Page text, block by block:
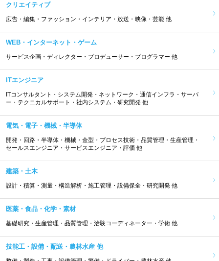
クリエイティブ
広告・編集・ファッション・インテリア・放送・映像・芸能 他
WEB・インターネット・ゲーム
サービス企画・ディレクター・プロデューサー・プログラマー 他
ITエンジニア
ITコンサルタント・システム開発・ネットワーク・通信インフラ・サーバ
ー・テクニカルサポート・社内システム・研究開発 他
電気・電子・機械・半導体
開発・回路・半導体・機械・金型・プロセス技術・品質管理・生産管理・
セールスエンジニア・サービスエンジニア・評価 他
建築・土木
設計・積算・測量・構造解析・施工管理・設備保全・研究開発 他
医薬・食品・化学・素材
基礎研究・生産管理・品質管理・治験コーディネーター・学術 他
技能工・設備・配送・農林水産 他